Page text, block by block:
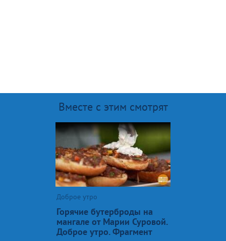
Вместе с этим смотрят
Доброе утро
Горячие бутерброды на
мангале от Марии Суровой.
Доброе утро. Фрагмент